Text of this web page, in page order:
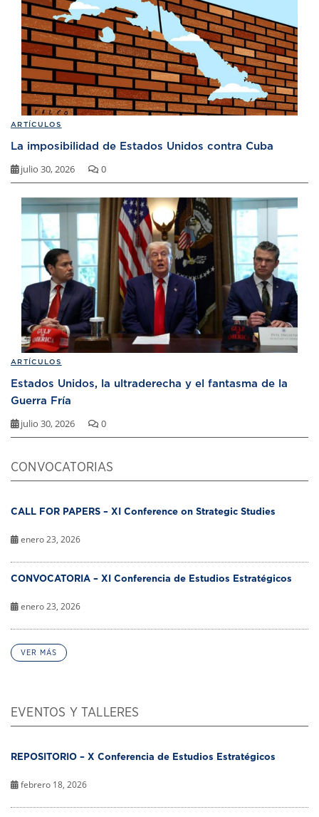
ARTÍCULOS
La imposibilidad de Estados Unidos contra Cuba
julio 30, 2026 0
ARTÍCULOS
Estados Unidos, la ultraderecha y el fantasma de la
Guerra Fría
julio 30, 2026 0
CONVOCATORIAS
CALL FOR PAPERS – XI Conference on Strategic Studies
enero 23, 2026
CONVOCATORIA – XI Conferencia de Estudios Estratégicos
enero 23, 2026
VER MÁS
EVENTOS Y TALLERES
REPOSITORIO – X Conferencia de Estudios Estratégicos
febrero 18, 2026